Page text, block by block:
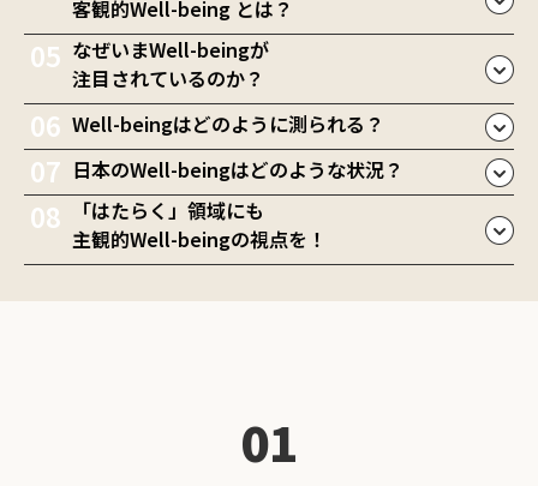
客観的Well-being とは？
なぜいまWell-beingが
注目されているのか？
Well-beingはどのように測られる？
日本のWell-beingはどのような状況？
「はたらく」領域にも
主観的Well-beingの視点を！
01